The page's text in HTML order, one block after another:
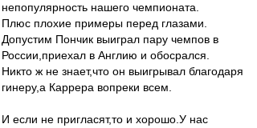
непопулярность нашего чемпионата.
Плюс плохие примеры перед глазами.
Допустим Пончик выиграл пару чемпов в
России,приехал в Англию и обосрался.
Никто ж не знает,что он выигрывал благодаря
гинеру,а Каррера вопреки всем.
И если не пригласят,то и хорошо.У нас